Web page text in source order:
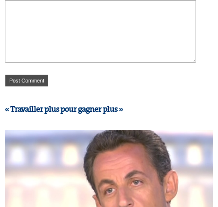
« Travailler plus pour gagner plus »